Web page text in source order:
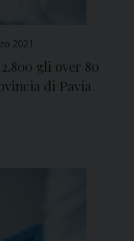
2021
gli over 80
di Pavia